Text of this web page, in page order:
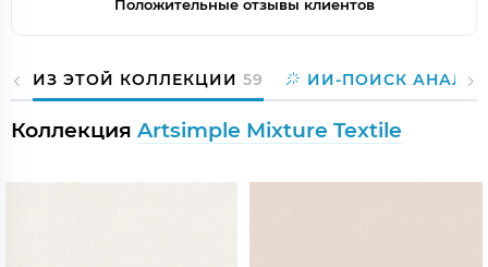
Положительные отзывы клиентов
ИЗ ЭТОЙ КОЛЛЕКЦИИ 59 ИИ-ПОИСК
Коллекция Artsimple Mixture Textile